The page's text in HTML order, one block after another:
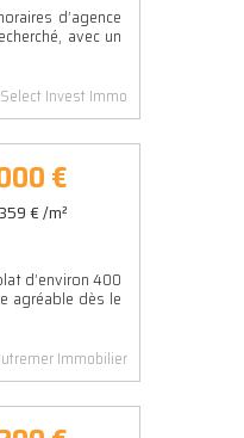
d’agence
avec un
Select Invest Immo
d’environ 400
agréable dès le
Immobilier
€
€ /m²